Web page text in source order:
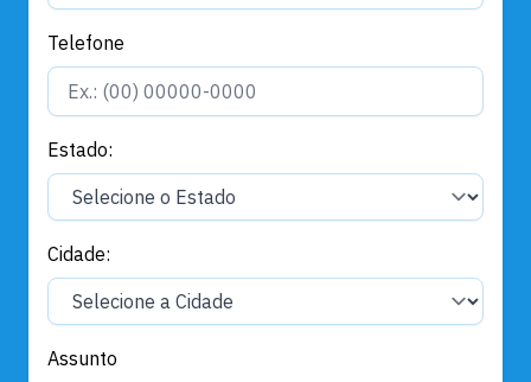
Telefone
Estado:
Cidade:
Assunto